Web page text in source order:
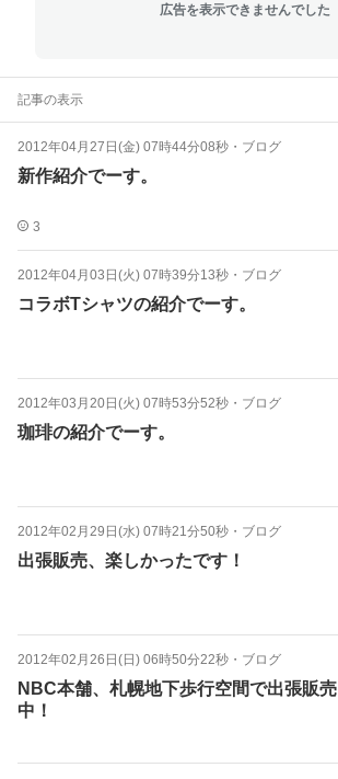
広告を表示できませんでした
記事の表示
2012年04月27日(金) 07時44分08秒 ・ ブログ
新作紹介でーす。
3
2012年04月03日(火) 07時39分13秒 ・ ブログ
コラボTシャツの紹介でーす。
2012年03月20日(火) 07時53分52秒 ・ ブログ
珈琲の紹介でーす。
2012年02月29日(水) 07時21分50秒 ・ ブログ
出張販売、楽しかったです！
2012年02月26日(日) 06時50分22秒 ・ ブログ
NBC本舗、札幌地下歩行空間で出張販売
中！